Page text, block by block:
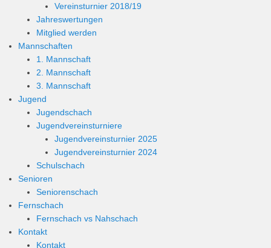
Vereinsturnier 2018/19
Jahreswertungen
Mitglied werden
Mannschaften
1. Mannschaft
2. Mannschaft
3. Mannschaft
Jugend
Jugendschach
Jugendvereinsturniere
Jugendvereinsturnier 2025
Jugendvereinsturnier 2024
Schulschach
Senioren
Seniorenschach
Fernschach
Fernschach vs Nahschach
Kontakt
Kontakt